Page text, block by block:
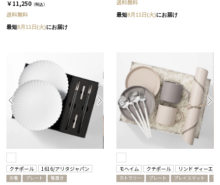
￥11,250 （税込）
送料無料
最短8月11日(火)にお届け
送料無料
最短8月11日(火)にお届け
クチポール 1616/アリタジャパン
お箸 プレート 箸置き
モヘイム クチポール リンド ディーエヌ
カトラリー プレート プレイスマット マ